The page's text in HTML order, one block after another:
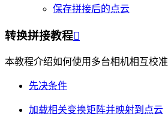
保存拼接后的点云
转换拼接教程
本教程介绍如何使用多台相机相互校
先决条件
加载相关变换矩阵并映射到点云